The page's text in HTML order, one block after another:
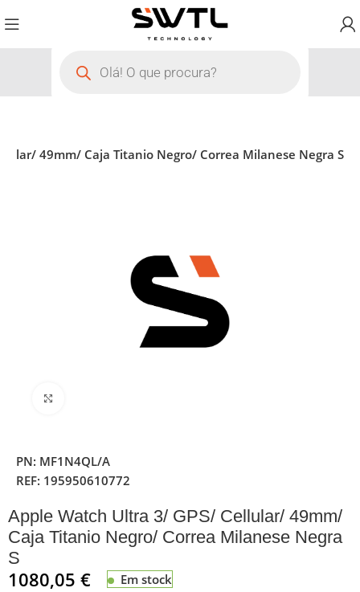
49mm/ Caja Titanio Negro/ Correa Milanese Negra S
PN: MF1N4QL/A
REF: 195950610772
Apple Watch Ultra 3/ GPS/ Cellular/ 49mm/
Caja Titanio Negro/ Correa Milanese Negra
S
1080,05€ Em stock